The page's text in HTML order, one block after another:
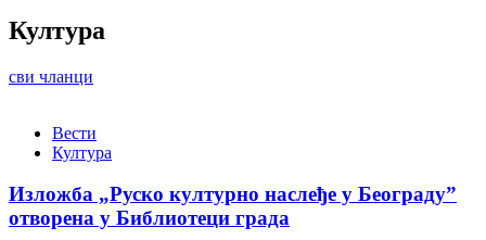
Култура
сви чланци
Вести
Култура
Изложба „Руско културно наслеђе у Београду”
отворена у Библиотеци града